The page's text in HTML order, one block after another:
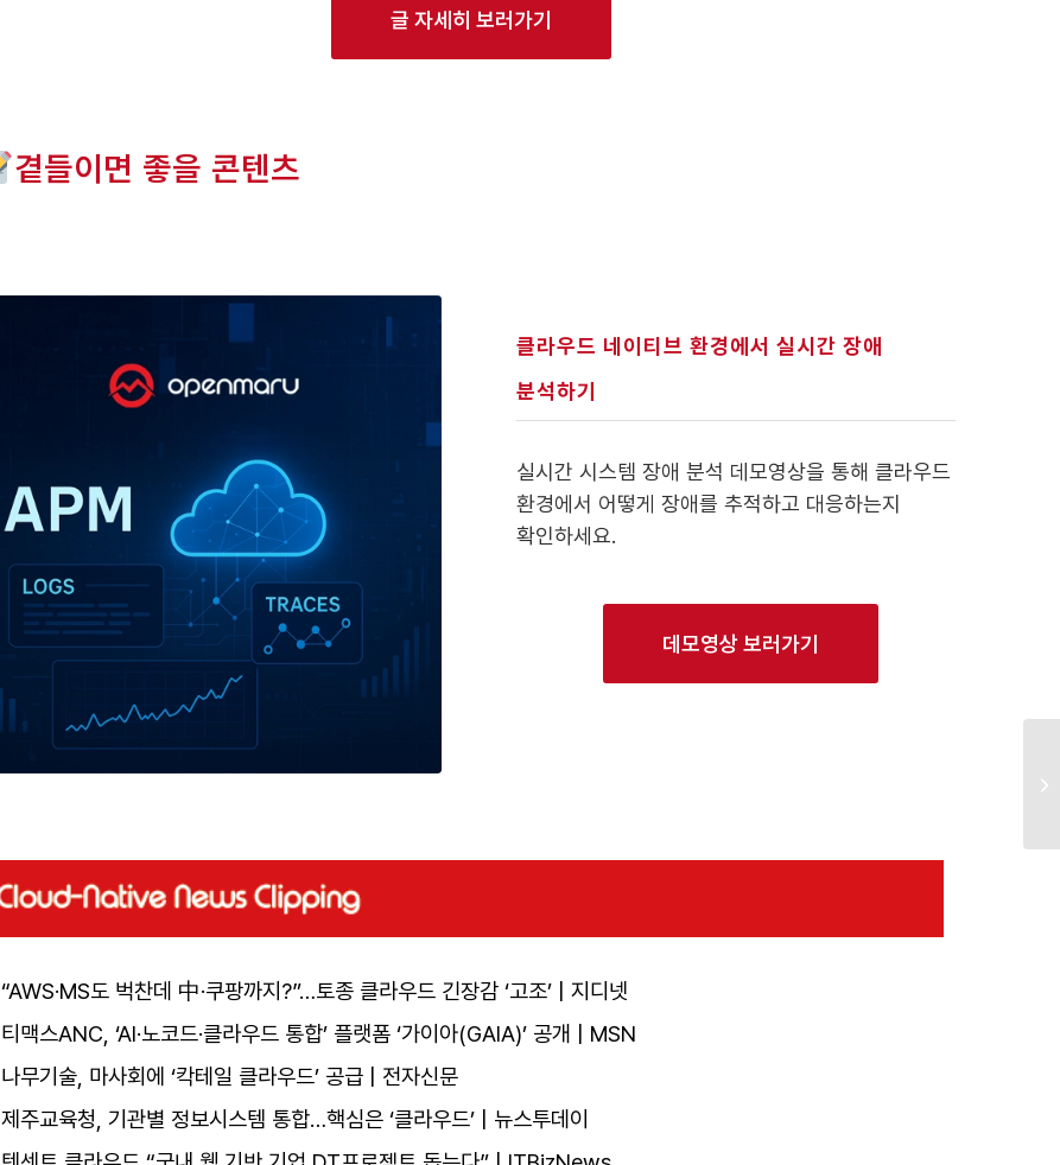
글 자세히 보러가기
곁들이면 좋을 콘텐츠
클라우드 네이티브 환경에서 실시간 장애
분석하기
실시간 시스템 장애 분석 데모영상을 통해 클라우드
환경에서 어떻게 장애를 추적하고 대응하는지
확인하세요.
데모영상 보러가기
“AWS·MS도 벅찬데 中·쿠팡까지?”…토종 클라우드 긴장감 ‘고조’ | 지디넷
티맥스ANC, ‘AI·노코드·클라우드 통합’ 플랫폼 ‘가이아(GAIA)’ 공개 | MSN
나무기술, 마사회에 ‘칵테일 클라우드’ 공급 | 전자신문
제주교육청, 기관별 정보시스템 통합…핵심은 ‘클라우드’ | 뉴스투데이